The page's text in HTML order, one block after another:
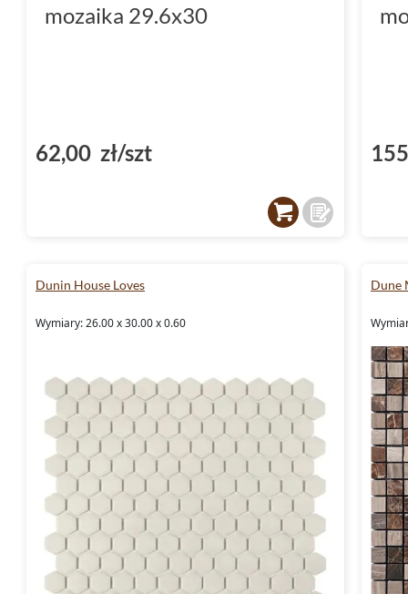
mozaika 29.6x30
62,00 zł/szt
Dunin House Loves
Wymiary: 26.00 x 30.00 x 0.60
Dune